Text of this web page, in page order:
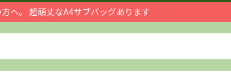
マホ
プ
ン
運営 月次運営報告
ノウハウ
ブロフェス
識 顔ハメ
お宝記事
サカナクション
ハンドメイド
ン 上野の森ハーフマラソン
荒川リバーサイドマラソン
久喜マラソン
体幹トレーニング
ログ 地元広島のこと
北区のこと
荒川区のこと
台東区のこと
茨城のこと
京都のこと
グルメ
資・お金 個別銘柄分析
株主総会レポ
株主優待
雑貨屋ブルドッグ
仮想通貨
本多静六
お得な節約情報
ふるさと納税
へ。 超頑丈なA4サブバッグあります